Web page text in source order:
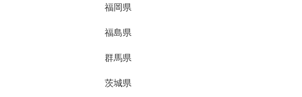
福岡県
福島県
群馬県
茨城県